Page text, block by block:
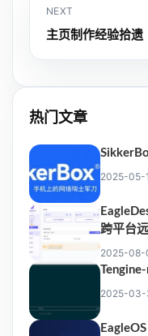
NEXT
主页制作经验拾遗
热门文章
2025-05-
跨平台
2025-08-
2025-03-